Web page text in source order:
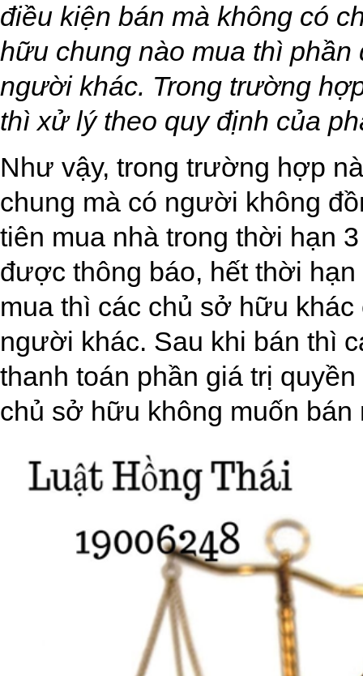
điều kiện bán mà không có
hữu chung nào mua thì
người khác. Trong trường
thì xử lý theo quy định của
Như vậy, trong trường hợp
chung mà có người không
tiên mua nhà trong thời hạn
được thông báo, hết thời
mua thì các chủ sở hữu
người khác. Sau khi bán thì
thanh toán phần giá trị
chủ sở hữu không muốn bán